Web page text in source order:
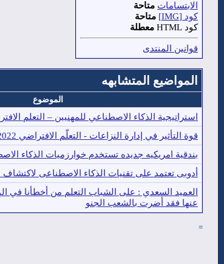
الابتسامات متاحة
كود [IMG]
متاحة
كود HTML
معطلة
قوانين المنتدى
المواضيع المتشابهه
الموضوع
استراتيجية الذكاء الاصطناعي للمهنيين – التعلم
قوة التأثير في إدارة النزاعات - التعلّم الافتراضي 2022
بندقية امريكيه جديده تستخدم خوارزميات الذكاء
أدوبى تعتمد على تقنيات الذكاء الاصطناعى لاكتشاف
العميد السعدي : على الشباب التعلم من أخطأنا في
عنها فقد أضرت بالشعب الجنو
=